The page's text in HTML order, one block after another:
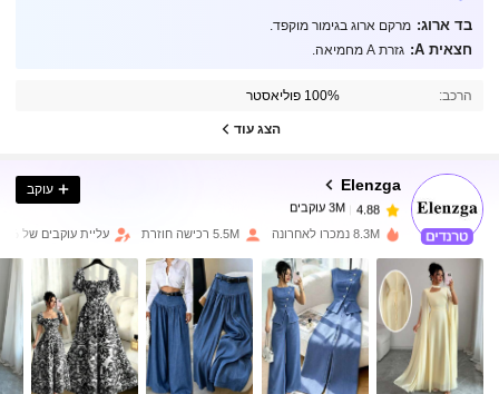
בד ארוג: מרקם ארוג בגימור מוקפד.
חצאית A: גזרת A מחמיאה.
הרכב: 100% פוליאסטר
הצג עוד
Elenzga
4.88 3M עוקבים
3M עוקבים
y***7
שילםלפני יום אחד
4.88
4.88 3M עוקבים
עוקב
8.3M נמכרו לאחרונה 5.5M רכישה חוזרת עליית עוקבים של 14%